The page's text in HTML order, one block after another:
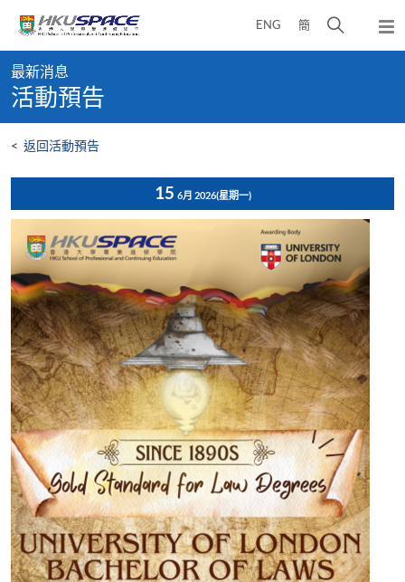
content
ENG 簡
開
彈
出
content
start
最新消息
活動預告
< 返回活動預告
15 6月 2026(星期一)